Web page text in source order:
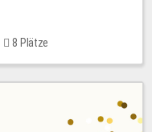
8 Plätze